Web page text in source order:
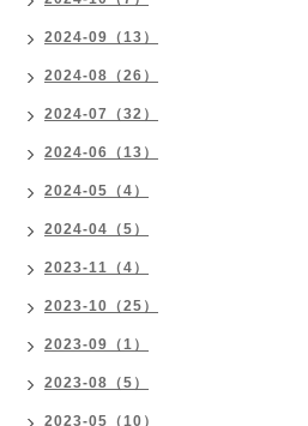
2024-09（13）
2024-08（26）
2024-07（32）
2024-06（13）
2024-05（4）
2024-04（5）
2023-11（4）
2023-10（25）
2023-09（1）
2023-08（5）
2023-05（10）